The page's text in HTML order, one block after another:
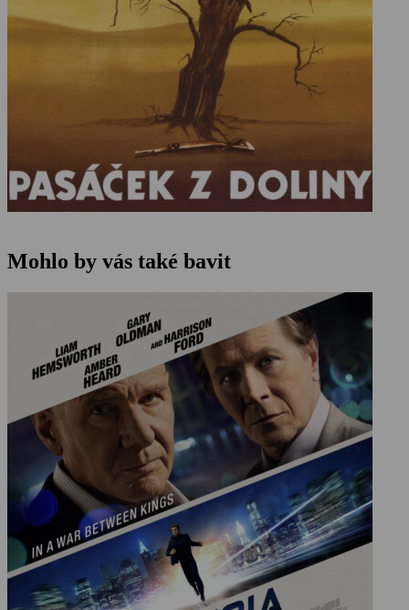
Mohlo by vás také bavit